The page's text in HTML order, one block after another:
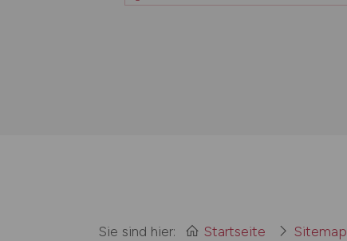
Sie sind hier: Startseite Sitemap